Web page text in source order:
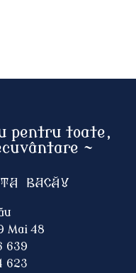
pentru toate,
~
BACĂU
Mai 48
639
623